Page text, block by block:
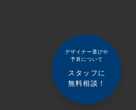
デザイナー選びや
予算について
スタッフに
無料相談！